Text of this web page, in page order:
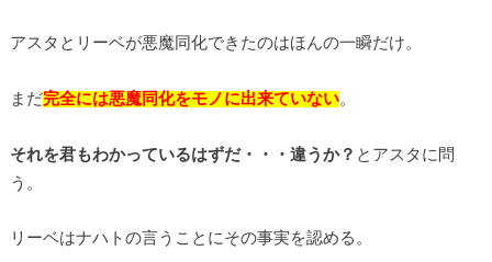
アスタとリーベが悪魔同化できたのはほんの一瞬だけ。
まだ完全には悪魔同化をモノに出来ていない。
それを君もわかっているはずだ・・・違うか？ とアスタに問
う。
リーベはナハトの言うことにその事実を認める。